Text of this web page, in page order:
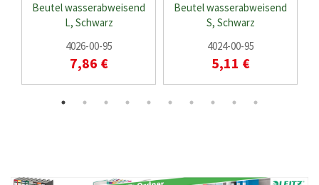
Beutel wasserabweisend
L, Schwarz
4026-00-95
7,86 €
Beutel wasserabweisend
S, Schwarz
4024-00-95
5,11 €